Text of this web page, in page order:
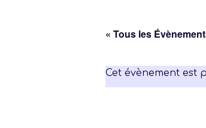
« Tous les
Cet évènement est